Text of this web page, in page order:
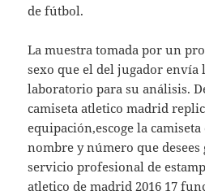
de fútbol.
La muestra tomada por un
sexo que el del jugador envía
laboratorio para su análisis.
camiseta atletico madrid
equipación,escoge la
nombre y número que desees
servicio profesional de
atletico de madrid 2016 17